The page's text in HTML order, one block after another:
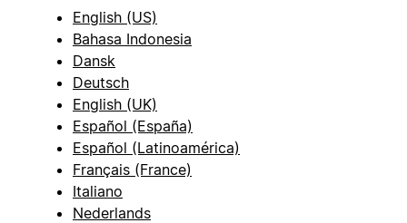
English (US)
Bahasa Indonesia
Dansk
Deutsch
English (UK)
Español (España)
Español (Latinoamérica)
Français (France)
Italiano
Nederlands